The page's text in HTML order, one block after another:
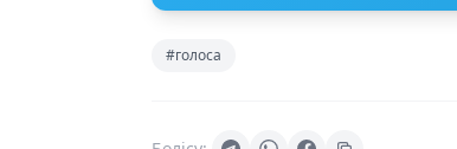
#голоса